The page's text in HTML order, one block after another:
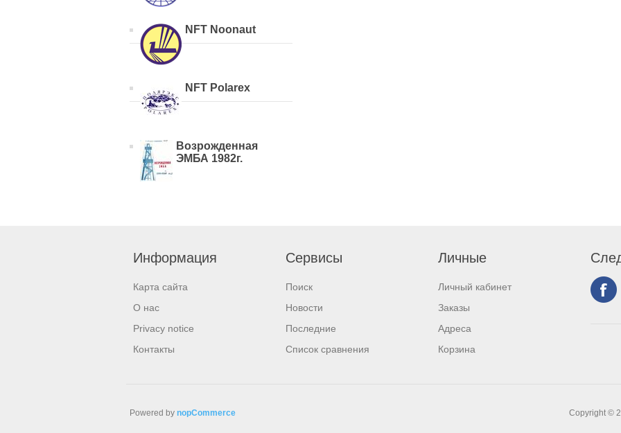
NFT Noonaut
NFT Polarex
Возрожденная
ЭМБА 1982г.
Информация
Карта сайта
О нас
Privacy notice
Контакты
Сервисы
Поиск
Новости
Последние
Список сравнения
Личные
Личный кабинет
Заказы
Адреса
Корзина
Copyright ©
Powered by nopCommerce